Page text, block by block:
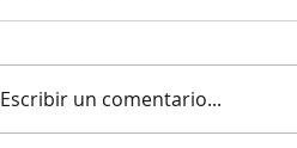
Barveritats a La Fatal
Escribir un comentario...